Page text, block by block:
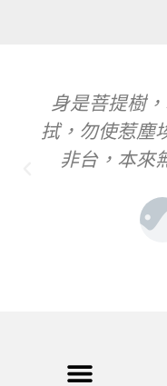
身是菩提樹
拭，勿使惹塵
非台，本來